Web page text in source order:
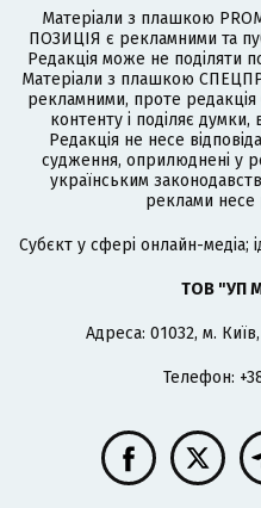
Матеріали з плашкою
ПОЗИЦІЯ є рекламними та
Редакція може не поділяти
Матеріали з плашкою
рекламними, проте редакція
контенту і поділяє думки,
Редакція не несе
судження, оприлюднені у
українським
реклами несе
Cубєкт у сфері онлайн-медіа;
ТОВ "УП
Адреса: 01032, м.
Телефон: